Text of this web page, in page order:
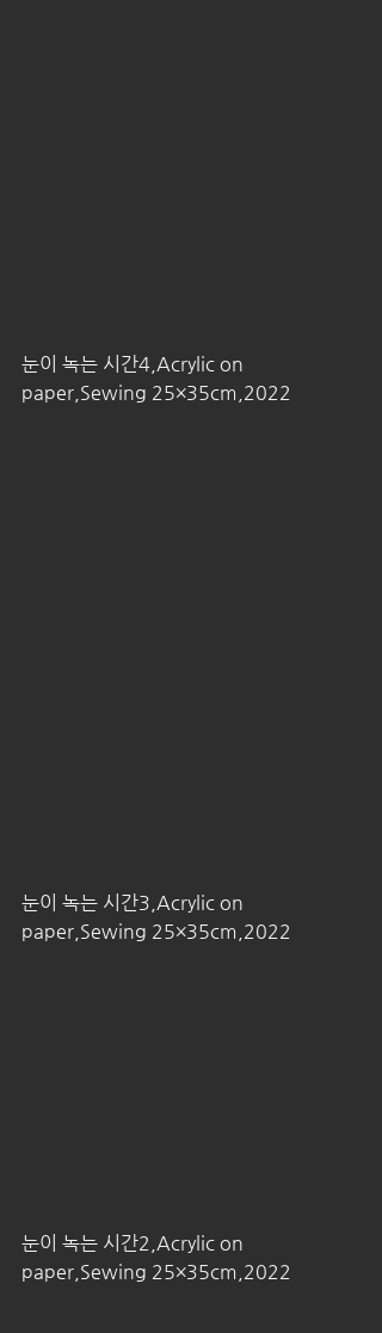
눈이 녹는 시간4,Acrylic on
paper,Sewing 25×35cm,2022
눈이 녹는 시간3,Acrylic on
paper,Sewing 25×35cm,2022
눈이 녹는 시간2,Acrylic on
paper,Sewing 25×35cm,2022